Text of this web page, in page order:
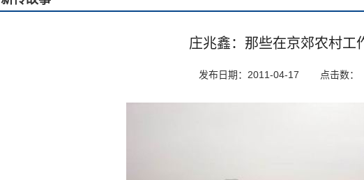
庄兆鑫：那些在京郊农村工
发布日期：2011-04-17 点击数：